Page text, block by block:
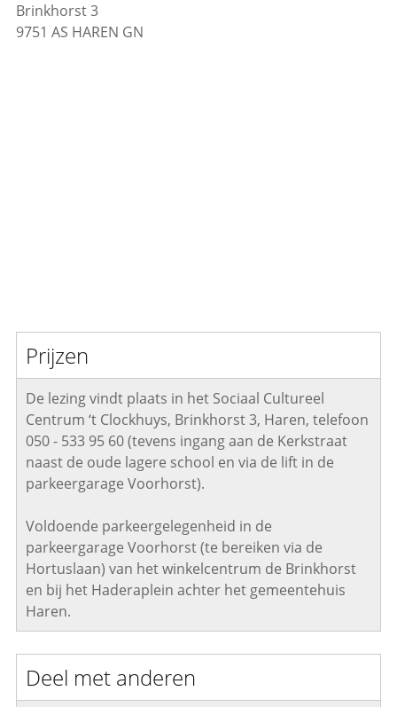
Brinkhorst 3
9751 AS HAREN GN
Prijzen
De lezing vindt plaats in het Sociaal Cultureel
Centrum ‘t Clockhuys, Brinkhorst 3, Haren, telefoon
050 - 533 95 60 (tevens ingang aan de Kerkstraat
naast de oude lagere school en via de lift in de
parkeergarage Voorhorst).
Voldoende parkeergelegenheid in de
parkeergarage Voorhorst (te bereiken via de
Hortuslaan) van het winkelcentrum de Brinkhorst
en bij het Haderaplein achter het gemeentehuis
Haren.
Deel met anderen